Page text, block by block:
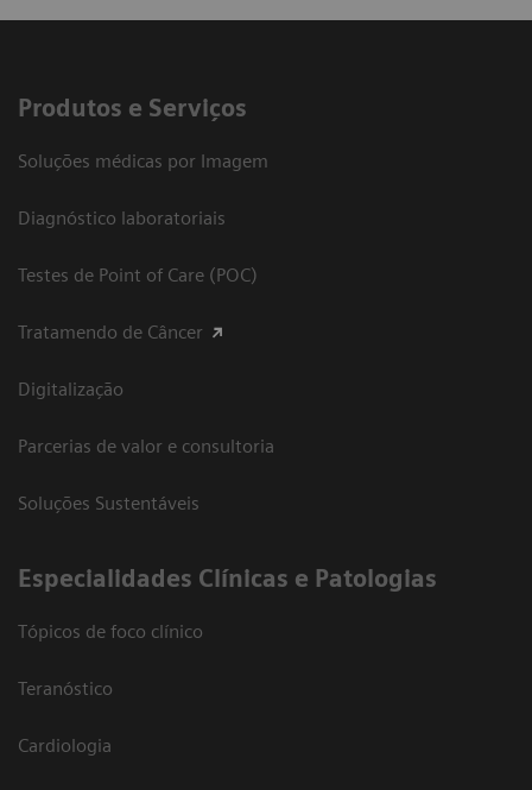
Produtos e Serviços
Soluções médicas por Imagem
Diagnóstico laboratoriais
Testes de Point of Care (POC)
Tratamendo de Câncer
Digitalização
Parcerias de valor e consultoria
Soluções Sustentáveis
​Especialidades Clínicas e Patologias
Tópicos de foco clínico
Teranóstico
Cardiologia